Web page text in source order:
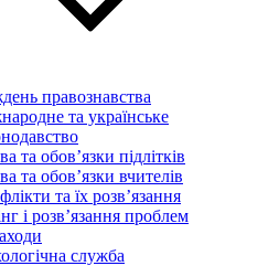
правознавства
та українське
та обов’язки підлітків
та обов’язки вчителів
та їх розв’язання
і розв’язання проблем
служба